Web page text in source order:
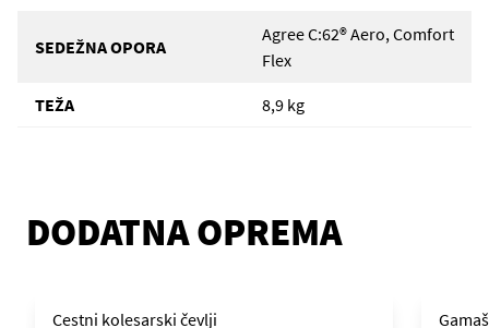
SEDEŽNA OPORA
Agree C:62® Aero, Comfort
Flex
TEŽA 8,9 kg
DODATNA OPREMA
Cestni kolesarski čevlji